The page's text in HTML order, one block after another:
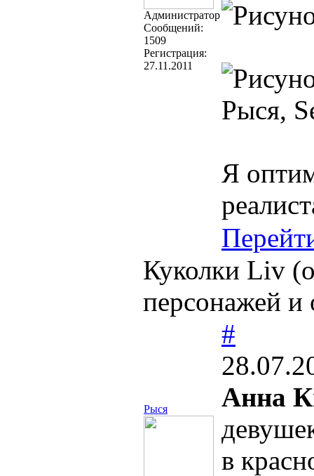
Администратор
Cообщений:
1509
Регистрация:
27.11.2011
Рыся,
Я
Куколки Liv
персонажей и
Рыся
#
Анна
в